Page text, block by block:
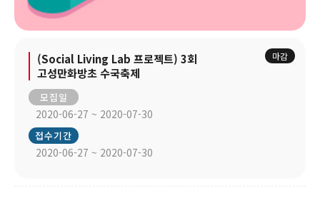
(Social Living Lab 프로젝트) 3회
고성만화방초 수국축제
모집일
2020-06-27 ~ 2020-07-30
접수기간
2020-06-27 ~ 2020-07-30
마감